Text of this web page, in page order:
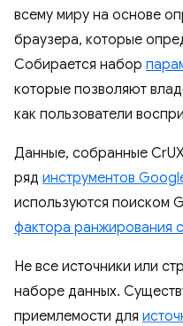
всему миру на основе
браузера, которые
Собирается набор
которые позволяют
как пользователи
Данные, собранные
ряд инструментов
используются поиском
фактора ранжирования
Не все источники или
наборе данных.
приемлемости для